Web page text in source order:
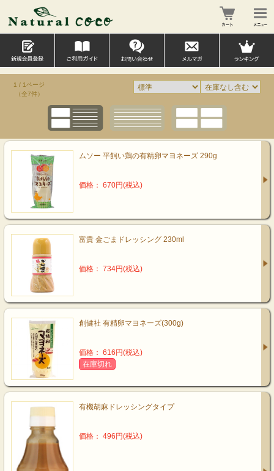
1 / 1ページ
（全7件）
ムソー 平飼い鶏の有精卵マヨネーズ 290g
価格： 670円(税込)
富貴 金ごまドレッシング 230ml
価格： 734円(税込)
創健社 有精卵マヨネーズ(300g)
価格： 616円(税込)
在庫切れ
有機胡麻ドレッシングタイプ
価格： 496円(税込)